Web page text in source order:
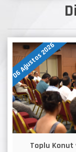
06 Ağustos 2026
Toplu Konut